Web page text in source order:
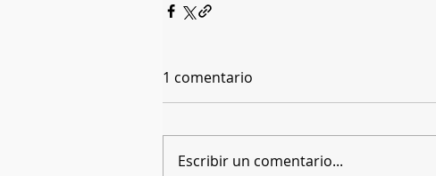
1 comentario
Escribir un comentario...